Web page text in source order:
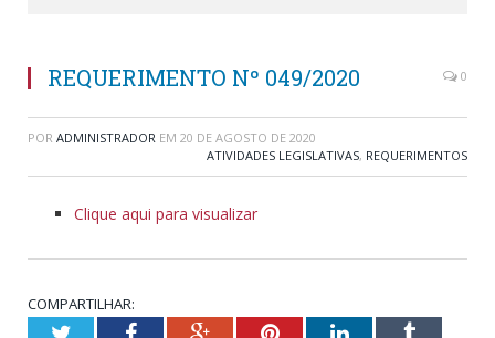
REQUERIMENTO Nº 049/2020 0
POR ADMINISTRADOR EM 20 DE AGOSTO DE 2020
ATIVIDADES LEGISLATIVAS, REQUERIMENTOS
Clique aqui para visualizar
COMPARTILHAR:
TwitterFacebookGoogle+PinterestLinkedInTumblr